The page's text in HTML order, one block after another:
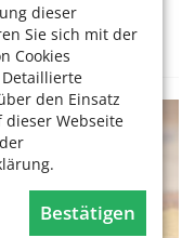
dieser
Sie sich mit der
Cookies
den Einsatz
dieser Webseite
Bestätigen
Pflegegrad
in Köln